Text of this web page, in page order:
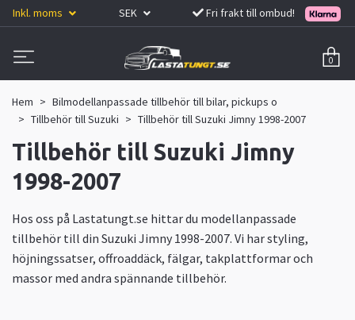
Inkl. moms SEK Fri frakt till ombud!
0
Hem
Bilmodellanpassade tillbehör till bilar, pickups o
Tillbehör till Suzuki
Tillbehör till Suzuki Jimny 1998-2007
Tillbehör till Suzuki Jimny
1998-2007
Hos oss på Lastatungt.se hittar du modellanpassade
tillbehör till din Suzuki Jimny 1998-2007. Vi har styling,
höjningssatser, offroaddäck, fälgar, takplattformar och
massor med andra spännande tillbehör.